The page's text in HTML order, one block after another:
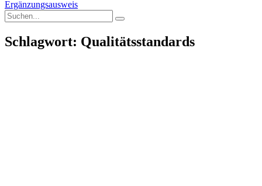
Ergänzungsausweis
Schlagwort: Qualitätsstandards